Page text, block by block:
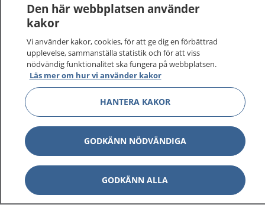
1177 tryggt om din hälsa och vård
På 1177.se får du råd om hälsa och information om
sjukdomar och vilka mottagningar du kan kontakta.
Logga in för att läsa din journal och göra dina
vårdärenden. Ring telefonnummer 1177 för
sjukvårdsrådgivning dygnet runt.
1177 ger dig råd när du vill må bättre.
Den här webbplatsen använder
kakor
Vi använder kakor, cookies, för att ge dig en förbättrad
upplevelse, sammanställa statistik och för att viss
nödvändig funktionalitet ska fungera på webbplatsen.
Läs mer om hur vi använder kakor
HANTERA KAKOR
GODKÄNN NÖDVÄNDIGA
GODKÄNN ALLA